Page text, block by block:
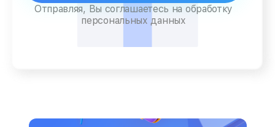
Отправляя, Вы соглашаетесь на обработку
персональных данных